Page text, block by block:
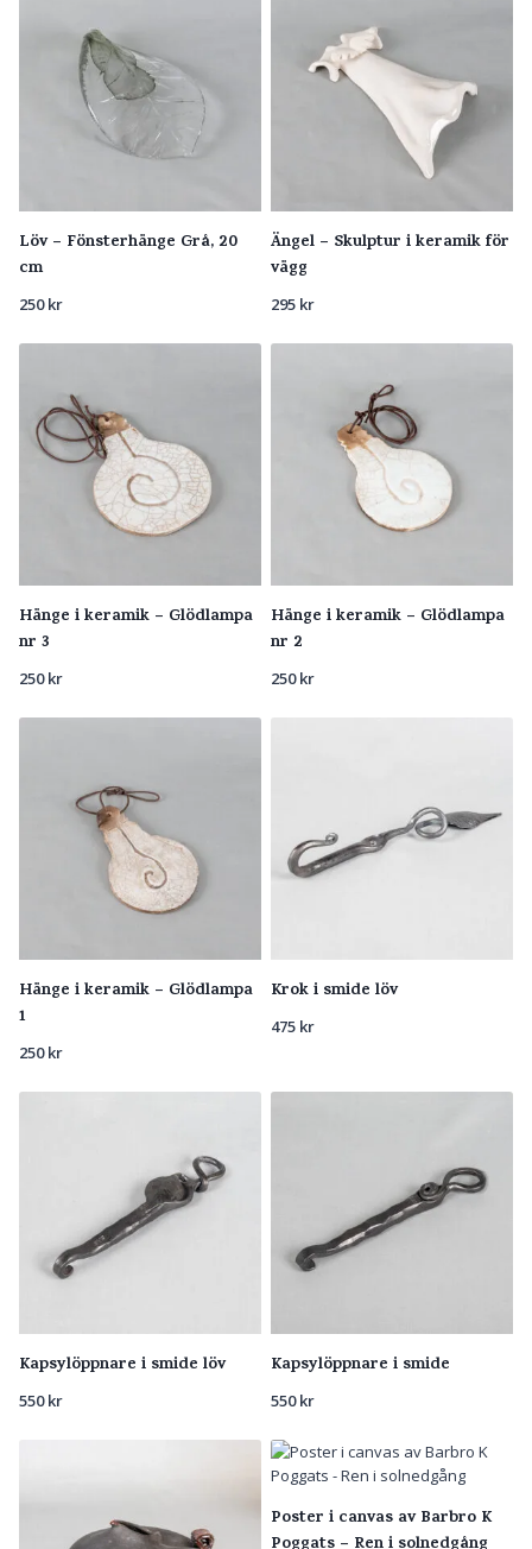
Löv – Fönsterhänge Grå, 20
cm
250kr
Ängel – Skulptur i keramik för
vägg
295 kr
Hänge i keramik – Glödlampa
nr 3
250kr
Hänge i keramik – Glödlampa
nr 2
250kr
Hänge i keramik – Glödlampa
1
250kr
Krok i smide löv
475 kr
Kapsylöppnare i smide löv
550kr
Kapsylöppnare i smide
550kr
Poster i canvas av Barbro K